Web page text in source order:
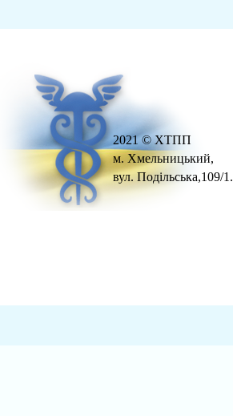
2021 © ХТПП
м. Хмельницький,
вул. Подільська,109/1.